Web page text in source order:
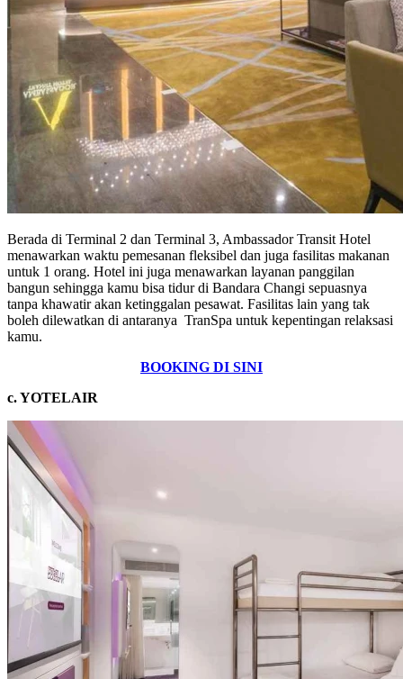
Berada di Terminal 2 dan Terminal 3, Ambassador Transit Hotel
menawarkan waktu pemesanan fleksibel dan juga fasilitas makanan
untuk 1 orang. Hotel ini juga menawarkan layanan panggilan
bangun sehingga kamu bisa tidur di Bandara Changi sepuasnya
tanpa khawatir akan ketinggalan pesawat. Fasilitas lain yang tak
boleh dilewatkan di antaranya TranSpa untuk kepentingan relaksasi
kamu.
BOOKING DI SINI
c. YOTELAIR